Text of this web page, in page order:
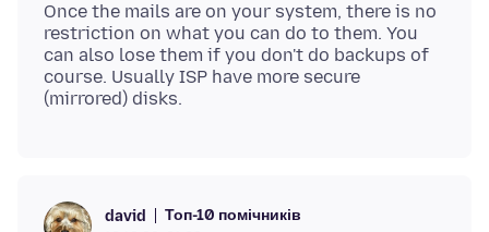
Once the mails are on your system, there is no
restriction on what you can do to them. You
can also lose them if you don't do backups of
course. Usually ISP have more secure
david Топ-10 помічників